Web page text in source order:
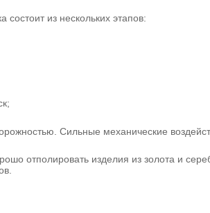
из нескольких этапов:
Сильные механические
отполировать изделия из золота и